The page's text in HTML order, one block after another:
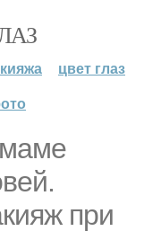
цвет глаз
при